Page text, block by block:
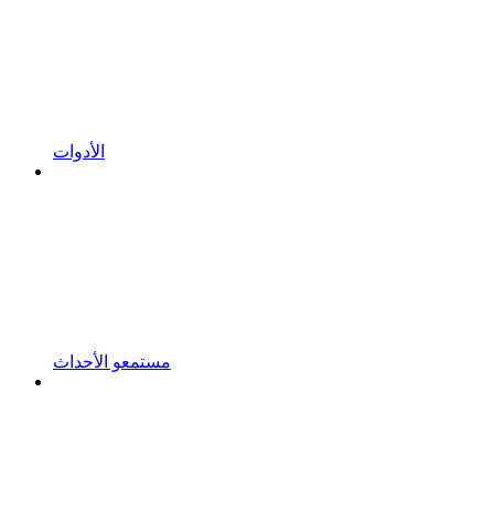
الأدوات
مستمعو الأحداث